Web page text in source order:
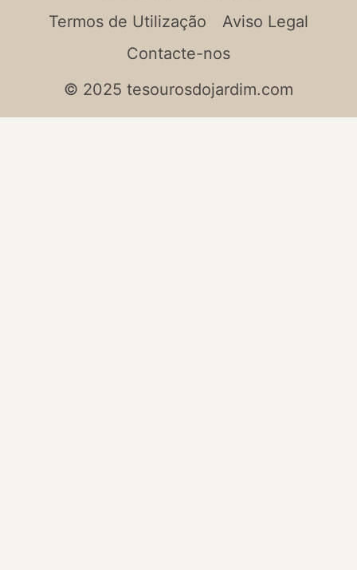
Termos de Utilização
Aviso Legal
Contacte-nos
© 2025 tesourosdojardim.com